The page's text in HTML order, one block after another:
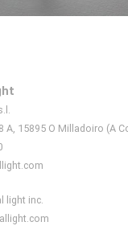
A, 15895 O Milladoiro (A
light inc.